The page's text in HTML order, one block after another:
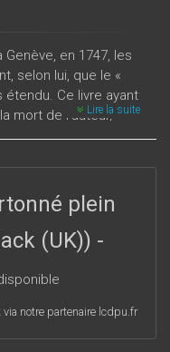
Genève, en 1747, les
selon lui, que le «
Ce livre ayant
mort de l’auteur,
Burlamaqui, les pages
Lire la suite
plein
(UK)) -
notre partenaire lcdpu.fr